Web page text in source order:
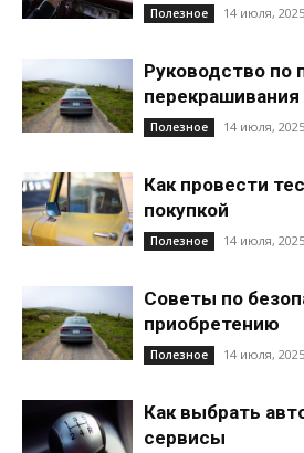
Полезное 14 июля, 2025
Руководство по
перекрашивания
Полезное 14 июля, 2025
Как провести
покупкой
Полезное 14 июля, 2025
Советы по
приобретению
Полезное 14 июля, 2025
Как выбрать
сервисы